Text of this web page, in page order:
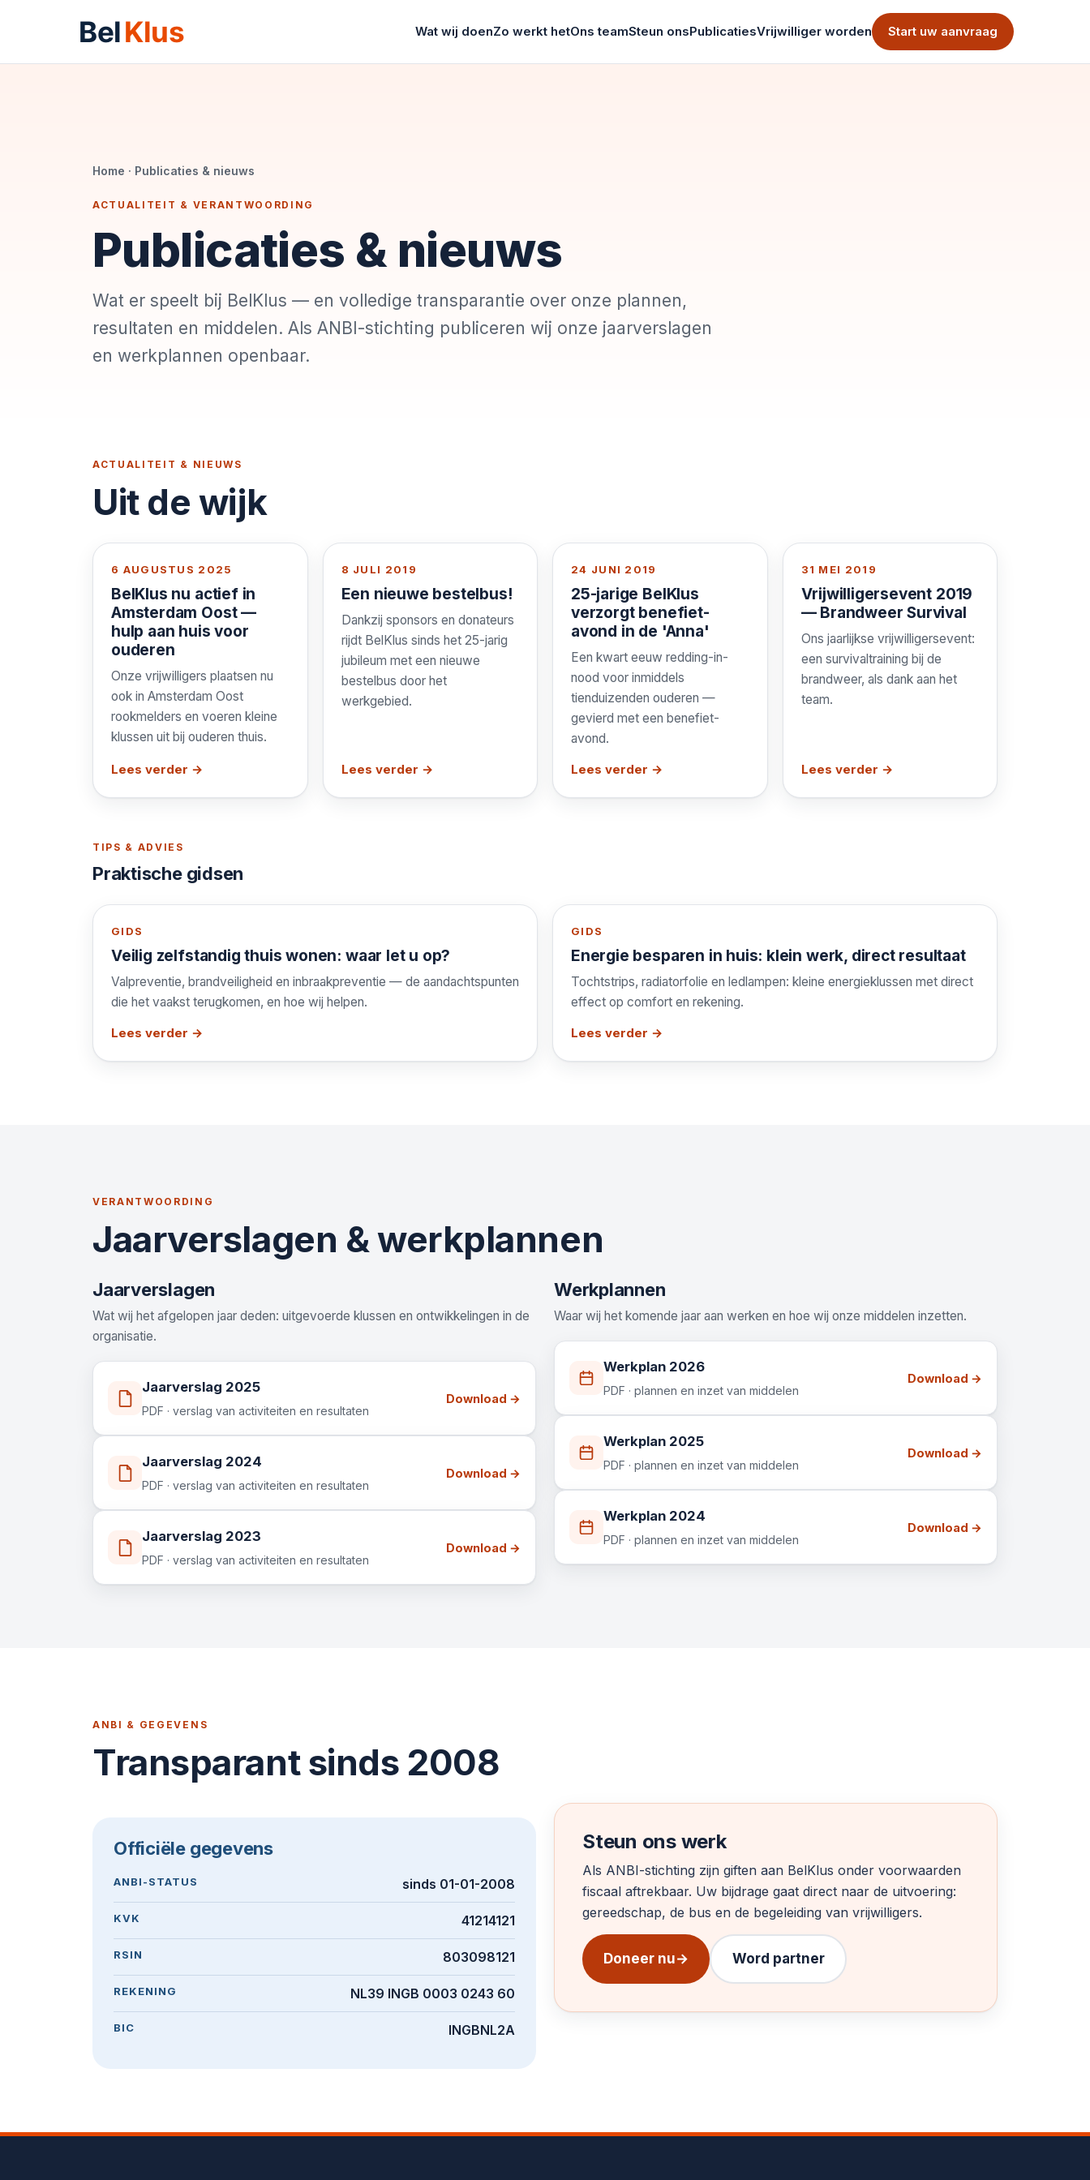
Wat wij doenZo werkt hetOns teamSteun onsPublicatiesVrijwilliger worden Start uw aanvraag
Home · Publicaties & nieuws
ACTUALITEIT & VERANTWOORDING
Publicaties & nieuws
Wat er speelt bij BelKlus — en volledige transparantie over onze plannen,
resultaten en middelen. Als ANBI-stichting publiceren wij onze jaarverslagen
en werkplannen openbaar.
ACTUALITEIT & NIEUWS
Uit de wijk
6 AUGUSTUS 2025
BelKlus nu actief in
Amsterdam Oost —
hulp aan huis voor
ouderen
Onze vrijwilligers plaatsen nu
ook in Amsterdam Oost
rookmelders en voeren kleine
klussen uit bij ouderen thuis.
Lees verder →
8 JULI 2019
Een nieuwe bestelbus!
Dankzij sponsors en donateurs
rijdt BelKlus sinds het 25-jarig
jubileum met een nieuwe
bestelbus door het
werkgebied.
Lees verder →
24 JUNI 2019
25-jarige BelKlus
verzorgt benefiet-
avond in de 'Anna'
Een kwart eeuw redding-in-
nood voor inmiddels
tienduizenden ouderen —
gevierd met een benefiet-
avond.
Lees verder →
31 MEI 2019
Vrijwilligersevent 2019
— Brandweer Survival
Ons jaarlijkse vrijwilligersevent:
een survivaltraining bij de
brandweer, als dank aan het
team.
Lees verder →
TIPS & ADVIES
Praktische gidsen
GIDS
Veilig zelfstandig thuis wonen: waar let u op?
Valpreventie, brandveiligheid en inbraakpreventie — de aandachtspunten
die het vaakst terugkomen, en hoe wij helpen.
Lees verder →
GIDS
Energie besparen in huis: klein werk, direct resultaat
Tochtstrips, radiatorfolie en ledlampen: kleine energieklussen met direct
effect op comfort en rekening.
Lees verder →
VERANTWOORDING
Jaarverslagen & werkplannen
Jaarverslagen
Wat wij het afgelopen jaar deden: uitgevoerde klussen en ontwikkelingen in de
organisatie.
Jaarverslag 2025
PDF · verslag van activiteiten en resultaten
Download →
Jaarverslag 2024
PDF · verslag van activiteiten en resultaten
Download →
Jaarverslag 2023
PDF · verslag van activiteiten en resultaten
Download →
Werkplannen
Waar wij het komende jaar aan werken en hoe wij onze middelen inzetten.
Werkplan 2026
PDF · plannen en inzet van middelen
Download →
Werkplan 2025
PDF · plannen en inzet van middelen
Download →
Werkplan 2024
PDF · plannen en inzet van middelen
Download →
ANBI & GEGEVENS
Transparant sinds 2008
Officiële gegevens
ANBI-STATUS sinds 01-01-2008
KVK 41214121
RSIN 803098121
REKENING NL39 INGB 0003 0243 60
BIC INGBNL2A
Steun ons werk
Als ANBI-stichting zijn giften aan BelKlus onder voorwaarden
fiscaal aftrekbaar. Uw bijdrage gaat direct naar de uitvoering:
gereedschap, de bus en de begeleiding van vrijwilligers.
Doneer nu→ Word partner